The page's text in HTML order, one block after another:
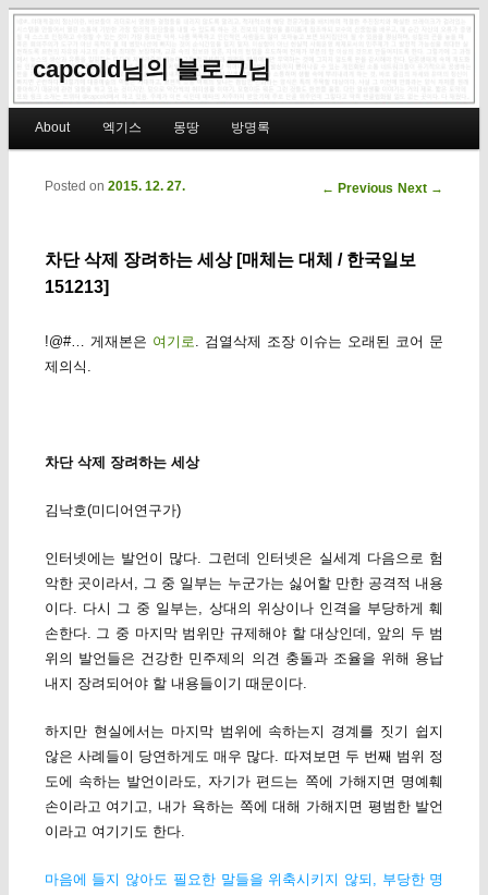
capcold님의 블로그님
Skip to primary content
Skip to secondary content
About 엑기스 몽땅 방명록
Post navigation
← Previous Next →
차단 삭제 장려하는 세상 [매체는 대체 / 한국일보
151213]
Posted on 2015. 12. 27.
!@#… 게재본은 여기로
. 검열삭제 조장 이슈는 오래된 코어 문
제의식.
차단 삭제 장려하는 세상
김낙호(미디어연구가)
인터넷에는 발언이 많다. 그런데 인터넷은 실세계 다음으로 험
악한 곳이라서, 그 중 일부는 누군가는 싫어할 만한 공격적 내용
이다. 다시 그 중 일부는, 상대의 위상이나 인격을 부당하게 훼
손한다. 그 중 마지막 범위만 규제해야 할 대상인데, 앞의 두 범
위의 발언들은 건강한 민주제의 의견 충돌과 조율을 위해 용납
내지 장려되어야 할 내용들이기 때문이다.
하지만 현실에서는 마지막 범위에 속하는지 경계를 짓기 쉽지
않은 사례들이 당연하게도 매우 많다. 따져보면 두 번째 범위 정
도에 속하는 발언이라도, 자기가 편드는 쪽에 가해지면 명예훼
손이라고 여기고, 내가 욕하는 쪽에 대해 가해지면 평범한 발언
이라고 여기기도 한다.
마음에 들지 않아도 필요한 말들을 위축시키지 않되, 부당한 명